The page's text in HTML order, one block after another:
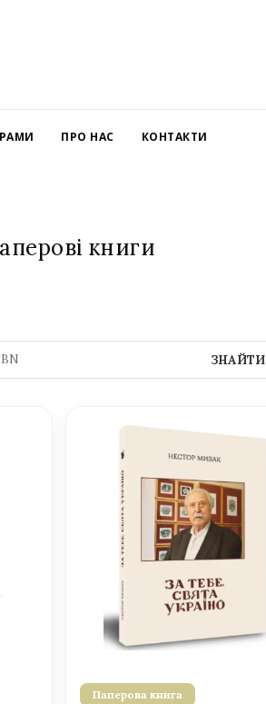
ПРО НАС КОНТАКТИ
книги
ЗНАЙТИ
Паперова книга